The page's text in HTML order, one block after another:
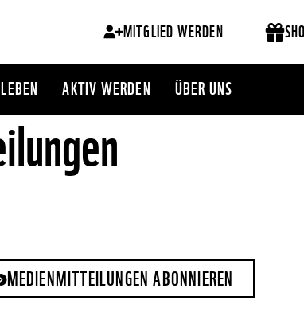
MITGLIED WERDEN
AKTIV WERDEN ÜBER UNS
MEDIENMITTEILUNGEN ABONNIEREN